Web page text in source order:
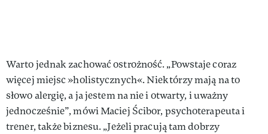
Warto jednak zachować ostrożność. „Powstaje coraz
więcej miejsc »holistycznych«. Niektórzy mają na to
słowo alergię, a ja jestem na nie i otwarty, i uważny
jednocześnie”, mówi Maciej Ścibor, psychoterapeuta i
trener, także biznesu. „Jeżeli pracują tam dobrzy